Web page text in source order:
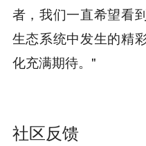
者，我们一直希望看
生态系统中发生的精
化充满期待。"
社区反馈